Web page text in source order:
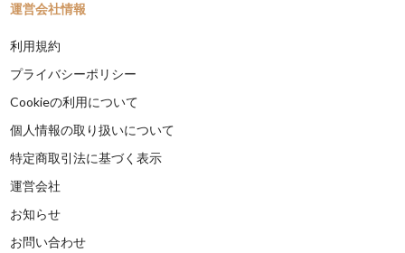
運営会社情報
利用規約
プライバシーポリシー
Cookieの利用について
個人情報の取り扱いについて
特定商取引法に基づく表示
運営会社
お知らせ
お問い合わせ